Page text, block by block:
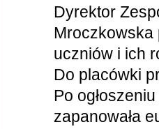
Dyrektor
Mroczkowska
uczniów i ich
Do placówki
Po
zapanowała